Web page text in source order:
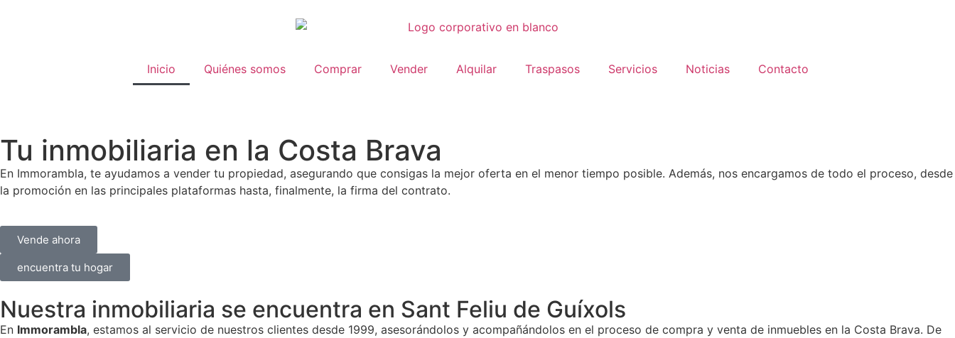
Inicio Quiénes somos Comprar Vender Alquilar Traspasos Servicios Noticias Contacto
Tu inmobiliaria en la Costa Brava
En Immorambla, te ayudamos a vender tu propiedad, asegurando que consigas la mejor oferta en el menor tiempo posible. Además, nos encargamos de todo el proceso, desde
la promoción en las principales plataformas hasta, finalmente, la firma del contrato.
Vende ahora
encuentra tu hogar
Nuestra inmobiliaria se encuentra en Sant Feliu de Guíxols
En Immorambla, estamos al servicio de nuestros clientes desde 1999, asesorándolos y acompañándolos en el proceso de compra y venta de inmuebles en la Costa Brava. De